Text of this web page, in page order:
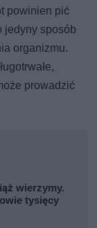
powinien pić
jedyny sposób
organizmu.
prowadzić
wierzymy.
tysięcy